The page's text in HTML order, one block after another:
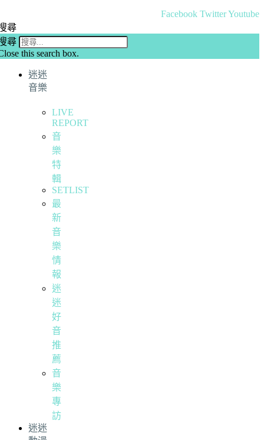
Facebook TwitterYoutube
尋
尋
this search box.
迷迷
音樂
LIVE
REPORT
音
樂
特
輯
SETLIST
最
新
音
樂
情
報
迷
迷
好
音
推
薦
音
樂
專
訪
迷迷